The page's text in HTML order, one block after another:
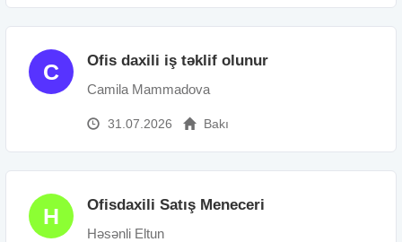
C Ofis daxili iş təklif olunur
Camila Mammadova
31.07.2026 Bakı
H Ofisdaxili Satış Meneceri
Həsənli Eltun